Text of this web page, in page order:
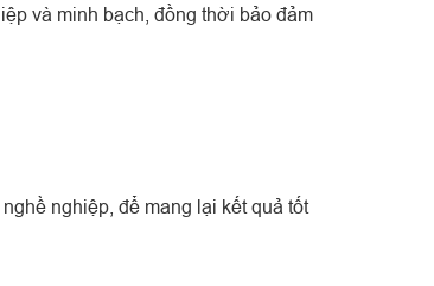
và minh bạch, đồng thời bảo đảm
nghiệp, để mang lại kết quả tốt